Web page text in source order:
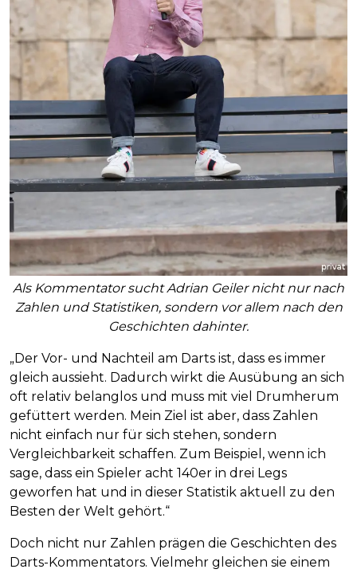
Als Kommentator sucht Adrian Geiler nicht nur nach
Zahlen und Statistiken, sondern vor allem nach den
Geschichten dahinter.
„Der Vor- und Nachteil am Darts ist, dass es immer
gleich aussieht. Dadurch wirkt die Ausübung an sich
oft relativ belanglos und muss mit viel Drumherum
gefüttert werden. Mein Ziel ist aber, dass Zahlen
nicht einfach nur für sich stehen, sondern
Vergleichbarkeit schaffen. Zum Beispiel, wenn ich
sage, dass ein Spieler acht 140er in drei Legs
geworfen hat und in dieser Statistik aktuell zu den
Besten der Welt gehört.“
Doch nicht nur Zahlen prägen die Geschichten des
Darts-Kommentators. Vielmehr gleichen sie einem